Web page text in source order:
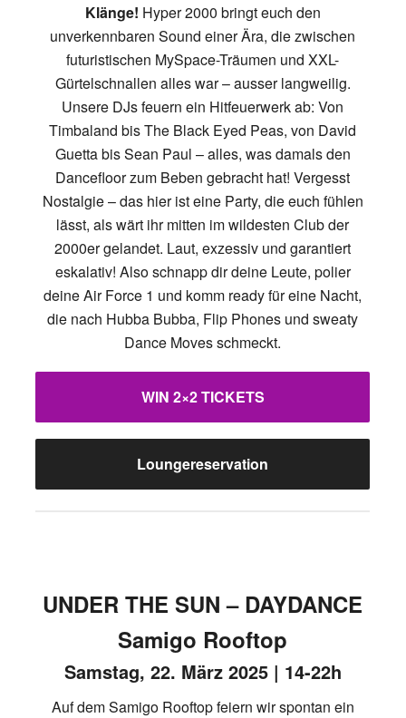
Klänge! Hyper 2000 bringt euch den
unverkennbaren Sound einer Ära, die zwischen
futuristischen MySpace-Träumen und XXL-
Gürtelschnallen alles war – ausser langweilig.
Unsere DJs feuern ein Hitfeuerwerk ab: Von
Timbaland bis The Black Eyed Peas, von David
Guetta bis Sean Paul – alles, was damals den
Dancefloor zum Beben gebracht hat! Vergesst
Nostalgie – das hier ist eine Party, die euch fühlen
lässt, als wärt ihr mitten im wildesten Club der
2000er gelandet. Laut, exzessiv und garantiert
eskalativ! Also schnapp dir deine Leute, polier
deine Air Force 1 und komm ready für eine Nacht,
die nach Hubba Bubba, Flip Phones und sweaty
Dance Moves schmeckt.
WIN 2×2 TICKETS
Loungereservation
UNDER THE SUN – DAYDANCE
Samigo Rooftop
Samstag, 22. März 2025 | 14-22h
Auf dem Samigo Rooftop feiern wir spontan ein